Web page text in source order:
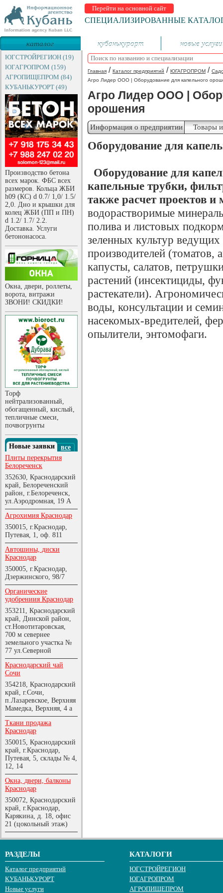
Перейти на основной сайт
СПЕЦИАЛИЗИРОВАННЫЕ
каталог
предприятий
кубанькурорт новые услуги
ЮГСТРОЙРЕГИОН (19)
ЮГАГРОПРОМ (159)
АГРОПИЩЕПРОМ (84)
КУБАНЬКУРОРТ (49)
Производство бетона
всех марок. ФБС всех
размеров. Кольца ЖБИ
h09 (КС) d 0.7/ 1,0/ 1.5/
2,0. Дно и крышки для
колец ЖБИ (ПП и ПН)
d 1.2/ 1.7/ 2.2.
Доставка. Услуги
бетононасоса.
Окна, двери, роллеты,
ворота, витражи
ЗВОНИ! СКИДКИ!
Торф
нейтрализованный,
обогащенный, кислый,
тепличные смеси,
почвогрунты
Новые заявки
все
Плиты перекрытия
Белореченск
352630, Краснодарский
край, Белореченский
район, г.Белореченск,
ул.Аэродромная, 19 А
Агрохимия Краснодар
350015, г.Краснодар,
Путевая, 1, оф. 811
Автошины, диски
Краснодар
350005, г.Краснодар,
Дзержинского, 98/7
Органические
удобрениия Краснодар
353211, Краснодарский
край, Динской район,
ст.Новотитаровская,
700 м севернее
земельного участка №
77 ул.Северной
Краснодарский чай
Сочи
354218, Краснодарский
край, г.Сочи,
п.Лазаревское, Верхняя
Мамедка, Верхняя, 4 а
Ткани продажа
Краснодар
350015, Краснодарский
край, г.Краснодар,
Путевая, 5, склады № 4,
12, 14
Окна, двери, балконы
Краснодар
350072, Краснодарский
край, г.Краснодар,
Карякина, д. 18, офис
21 (цокольный этаж)
Главная / Каталог предприятий / ЮГАГРОПРОМ /
Агро Лидер ООО | Оборудование для капельного
Агро Лидер ООО |
орошения
Информация о предприятии Товары
Оборудование для
Оборудование для
капельные трубки,
также расчет проектов
водорастворимые
полива и листовых
зеленных культур
производителей (томатов,
капусты, салатов,
растений (инсектициды,
растекатели).
воды, консультации и
насекомых-вредителей,
опылители, энтомофаги.
РАЗДЕЛЫ
Каталог предприятий
КУБАНЬКУРОРТ
Новые услуги
КАТАЛОГИ
ЮГСТРОЙРЕГИОН
ЮГАГРОПРОМ
АГРОПИЩЕПРОМ